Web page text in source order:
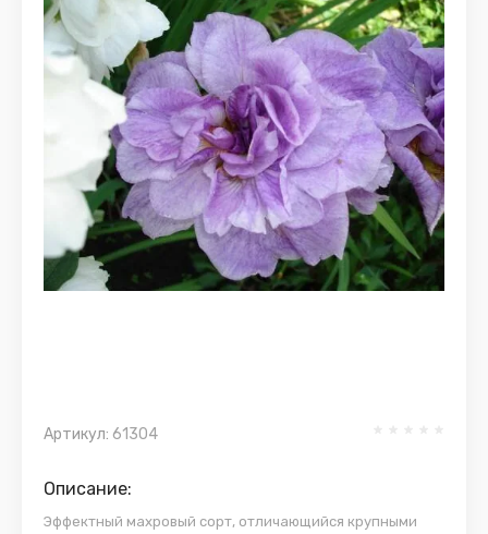
Артикул: 61304
Описание:
Эффектный махровый сорт, отличающийся крупными